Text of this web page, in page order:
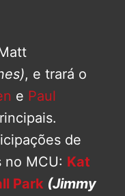
, e trará o
e Paul
de
no MCU: Kat
Park (Jimmy